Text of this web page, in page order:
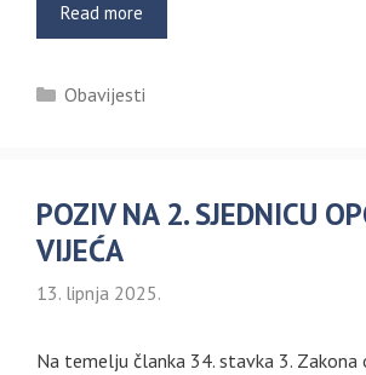
Read more
Kategorije
Obavijesti
POZIV NA 2. SJEDNICU
VIJEĆA
13. lipnja 2025.
Na temelju članka 34. stavka 3. Zakona